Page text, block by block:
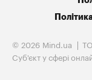
© 2026 Mind.ua
Cуб'єкт у сфері